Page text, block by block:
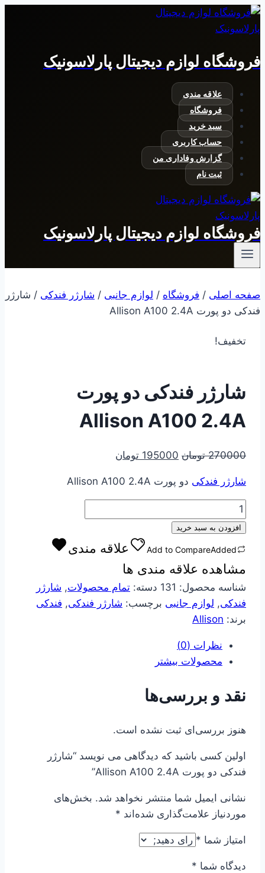
بازگشت
به
فروشگاه لوازم دیجیتال پارلاسونیک
علاقه مندی
فروشگاه
سبد خرید
حساب کاربری
گزارش وفاداری من
ثبت نام
فروشگاه لوازم دیجیتال پارلاسونیک
صفحه اصلی / فروشگاه / لوازم جانبی / شارژر فندکی / شارژر
فندکی دو پورت Allison A100 2.4A
تخفیف!
شارژر فندکی دو پورت
Allison A100 2.4A
270000 تومان قیمت
270000 تومان
بود.
195000 تومان
195000 تومان
است.
شارژر فندکی دو پورت Allison A100 2.4A
شارژر
فندکی
پورت
Allison
A100
2.4A
عدد
افزودن به سبد خرید
Add to CompareAdded
علاقه مندی
مشاهده علاقه مندی ها
شناسه محصول: 131 دسته: تمام محصولات, شارژر
فندکی, لوازم جانبی برچسب: شارژر فندکی, فندکی
برند: Allison
نظرات (0)
محصولات بیشتر
نقد و بررسی‌ها
هنوز بررسی‌ای ثبت نشده است.
اولین کسی باشید که دیدگاهی می نویسد “شارژر
فندکی دو پورت Allison A100 2.4A”
نشانی ایمیل شما منتشر نخواهد شد. بخش‌های
موردنیاز علامت‌گذاری شده‌اند *
امتیاز شما *
دیدگاه شما *